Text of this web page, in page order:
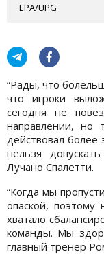
EPA/UPG
“Рады, что
что игроки
сегодня не
направлении, но
действовал
нельзя
Лучано Спалетти.
“Когда мы
опаской,
хватало
команды. Мы
главный тренер